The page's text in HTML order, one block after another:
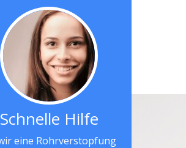
Schnelle Hilfe
eine Rohrverstopfung